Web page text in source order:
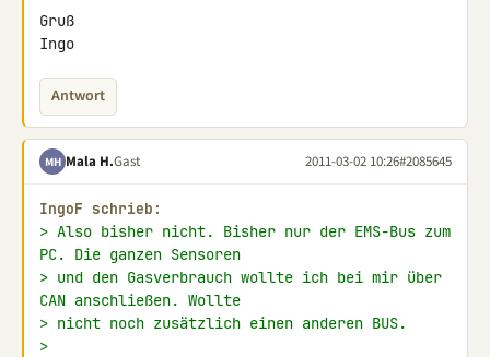
Gruß
Ingo
Antwort
MH Mala H.Gast 2011-03-02 10:26#2085645
IngoF schrieb:
> Also bisher nicht. Bisher nur der EMS-Bus zum
PC. Die ganzen Sensoren
> und den Gasverbrauch wollte ich bei mir über
CAN anschließen. Wollte
> nicht noch zusätzlich einen anderen BUS.
>